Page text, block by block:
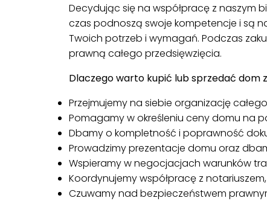
Decydując się na współpracę z naszym
czas podnoszą swoje kompetencje i są
Twoich potrzeb i wymagań. Podczas
prawną całego przedsięwzięcia.
Dlaczego warto kupić lub sprzedać dom
Przejmujemy na siebie organizację
Pomagamy w określeniu ceny domu na
Dbamy o kompletność i poprawność
Prowadzimy prezentacje domu oraz
Wspieramy w negocjacjach warunków
Koordynujemy współpracę z
Czuwamy nad bezpieczeństwem